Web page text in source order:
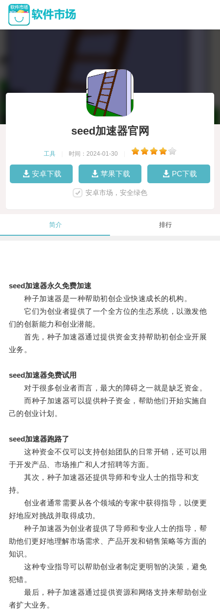
seed加速器官网
工具 时间：2024-01-30
安卓下载 苹果下载 PC下载
安卓市场，安全绿色
简介 排行
seed加速器永久免费加速
种子加速器是一种帮助初创企业快速成长的机构。
它们为创业者提供了一个全方位的生态系统，以激发他
们的创新能力和创业潜能。
首先，种子加速器通过提供资金支持帮助初创企业开展
业务。
seed加速器免费试用
对于很多创业者而言，最大的障碍之一就是缺乏资金。
而种子加速器可以提供种子资金，帮助他们开始实施自
己的创业计划。
seed加速器跑路了
这种资金不仅可以支持创始团队的日常开销，还可以用
于开发产品、市场推广和人才招聘等方面。
其次，种子加速器还提供导师和专业人士的指导和支
持。
创业者通常需要从各个领域的专家中获得指导，以便更
好地应对挑战并取得成功。
种子加速器为创业者提供了导师和专业人士的指导，帮
助他们更好地理解市场需求、产品开发和销售策略等方面的
知识。
这种专业指导可以帮助创业者制定更明智的决策，避免
犯错。
最后，种子加速器通过提供资源和网络支持来帮助创业
者扩大业务。